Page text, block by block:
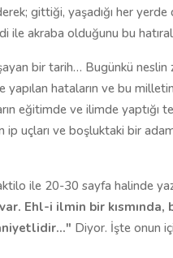
gittiği, yaşadığı her yerde
akraba olduğunu bu
bir tarih… Bugünkü
hataların ve bu
eğitimde ve ilimde yaptığı
uçları ve boşluktaki bir
ile 20-30 sayfa halinde
Ehl-i ilmin bir kısmında,
Diyor. İşte onun